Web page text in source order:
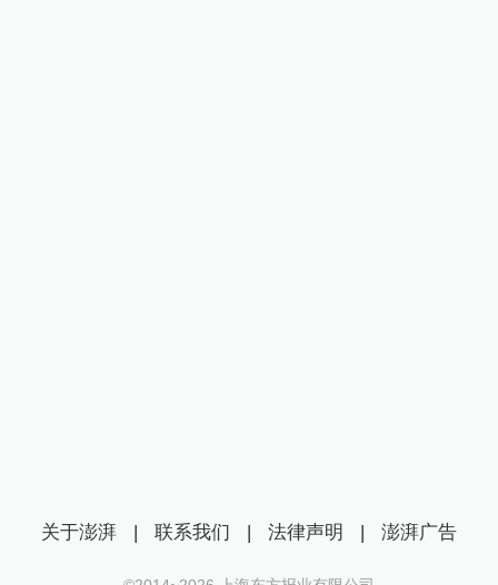
关于澎湃 | 联系我们 | 法律声明 | 澎湃广告